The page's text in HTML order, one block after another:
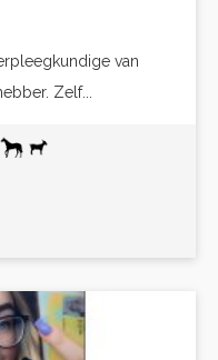
van
Zelf...